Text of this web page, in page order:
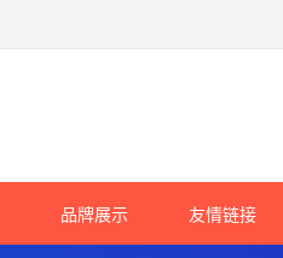
品牌展示 友情链接